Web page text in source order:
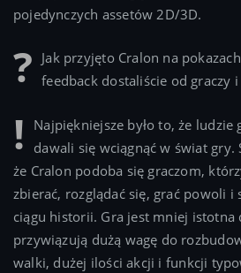
pojedynczych assetów 2D/3D.
Jak przyjęto Cralon na
feedback dostaliście od graczy
Najpiękniejsze było to, że ludzie
dawali się wciągnąć w świat gry.
że Cralon podoba się graczom,
zbierać, rozglądać się, grać powoli i
ciągu historii. Gra jest mniej istotna
przywiązują dużą wagę do
walki, dużej ilości akcji i funkcji